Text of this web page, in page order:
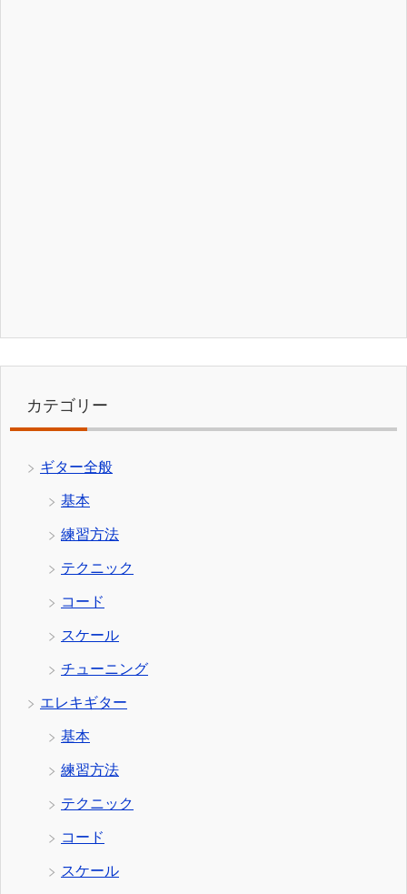
カテゴリー
ギター全般
基本
練習方法
テクニック
コード
スケール
チューニング
エレキギター
基本
練習方法
テクニック
コード
スケール